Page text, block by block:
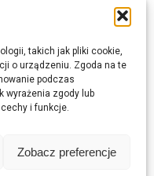
takich jak pliki cookie,
o urządzeniu. Zgoda na te
podczas
wyrażenia zgody lub
i funkcje.
Zobacz preferencje